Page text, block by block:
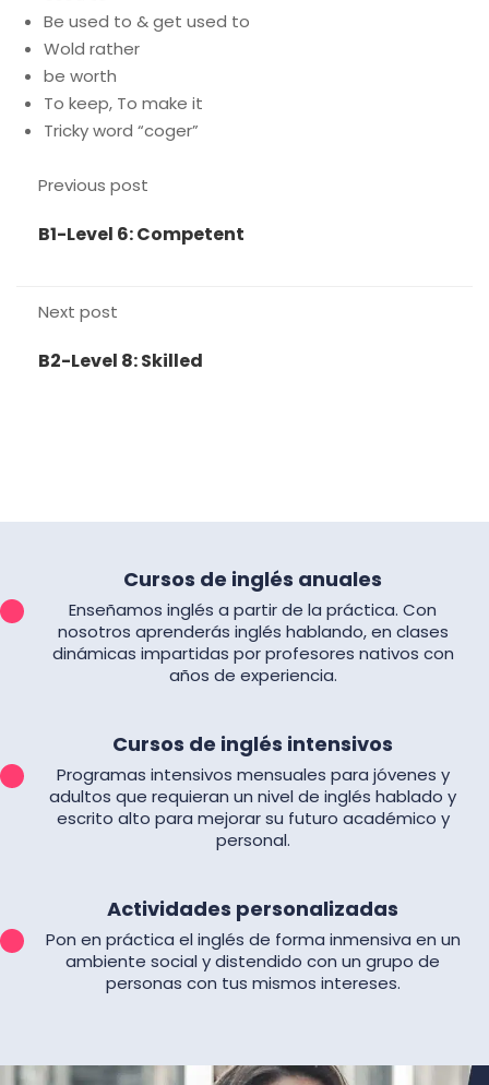
Be used to & get used to
Wold rather
be worth
To keep, To make it
Tricky word “coger”
Previous post
B1-Level 6: Competent
Next post
B2-Level 8: Skilled
Cursos de inglés anuales
Enseñamos inglés a partir de la práctica. Con
nosotros aprenderás inglés hablando, en clases
dinámicas impartidas por profesores nativos con
años de experiencia.
Cursos de inglés intensivos
Programas intensivos mensuales para jóvenes y
adultos que requieran un nivel de inglés hablado y
escrito alto para mejorar su futuro académico y
personal.
Actividades personalizadas
Pon en práctica el inglés de forma inmensiva en un
ambiente social y distendido con un grupo de
personas con tus mismos intereses.